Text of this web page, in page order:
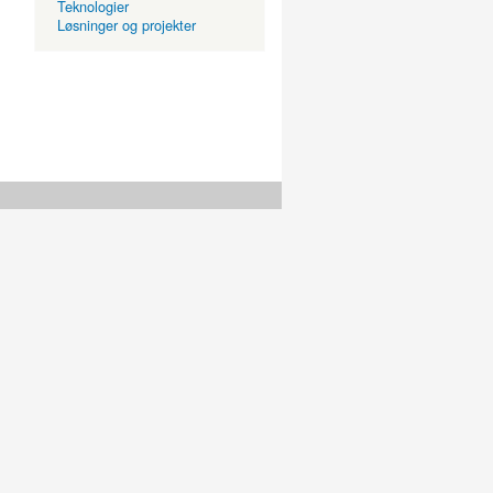
Teknologier
Løsninger og projekter